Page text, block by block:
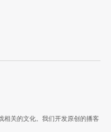
相关的文化。我们开发原创的播客